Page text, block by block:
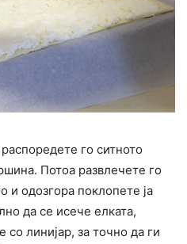
го ситното
Потоа развлечете го
и одозгора поклопете ја
да се исече елката,
со линијар, за точно да ги